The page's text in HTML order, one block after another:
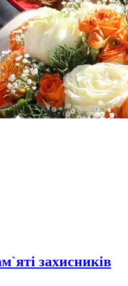
захисників